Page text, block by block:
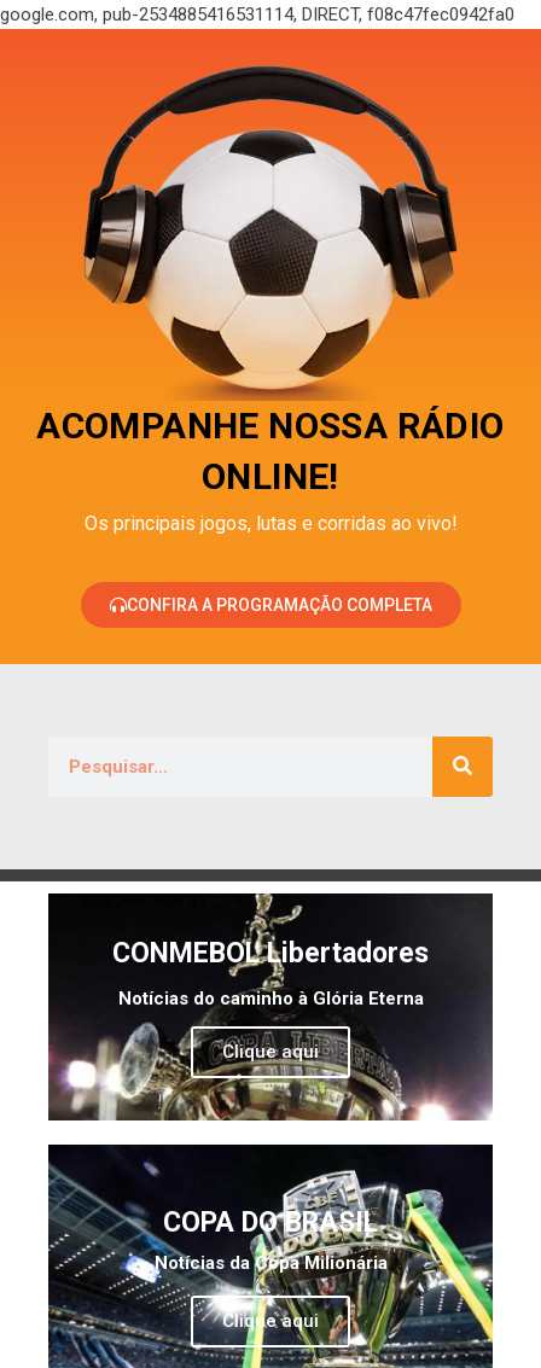
google.com, pub-2534885416531114, DIRECT, f08c47fec0942fa0
ACOMPANHE NOSSA RÁDIO
ONLINE!
Os principais jogos, lutas e corridas ao vivo!
CONFIRA A PROGRAMAÇÃO COMPLETA
CONMEBOL Libertadores
Notícias do caminho à Glória Eterna
Clique aqui
COPA DO BRASIL
Notícias da Copa Milionária
Clique aqui